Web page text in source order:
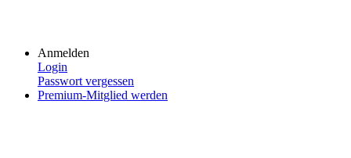
Anmelden
Login
Passwort vergessen
Premium-Mitglied werden